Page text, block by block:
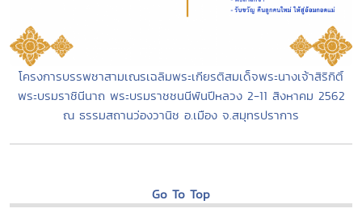
โครงการบรรพชาสามเณรเฉลิมพระเกียรติสมเด็จพระนางเจ้าสิริกิติ์
พระบรมราชินีนาถ พระบรมราชชนนีพันปีหลวง 2-11 สิงหาคม 2562
ณ ธรรมสถานว่องวานิช อ.เมือง จ.สมุทรปราการ
Go To Top